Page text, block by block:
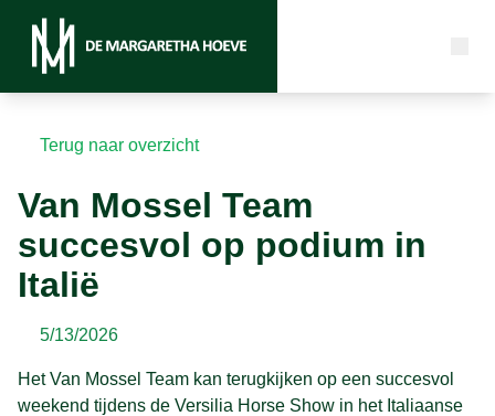
Terug naar overzicht
Van Mossel Team
succesvol op podium in
Italië
5/13/2026
Het Van Mossel Team kan terugkijken op een succesvol
weekend tijdens de Versilia Horse Show in het Italiaanse